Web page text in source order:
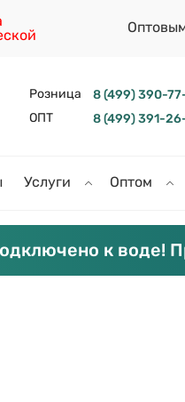
Розница 8 (499) 390-
ОПТ
8 (499) 391-
Услуги Оптом
к воде!